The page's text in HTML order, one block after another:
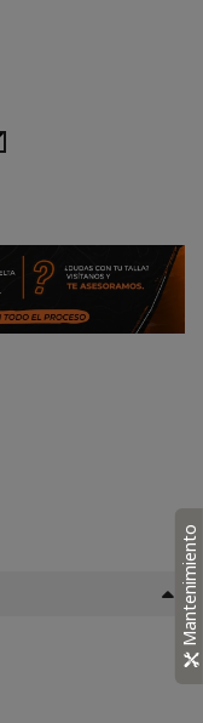
Negro,
Mantenimiento